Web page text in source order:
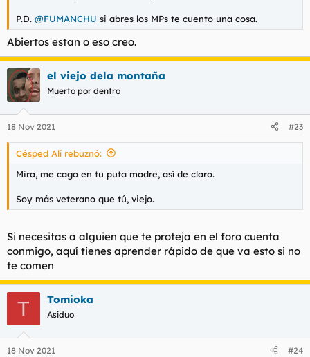
P.D. @FUMANCHU si abres los MPs te cuento una cosa.
Abiertos estan o eso creo.
el viejo dela montaña
Muerto por dentro
18 Nov 2021 #23
Césped Alí rebuznó:
Mira, me cago en tu puta madre, así de claro.
Soy más veterano que tú, viejo.
Si necesitas a alguien que te proteja en el foro cuenta
conmigo, aquí tienes aprender rápido de que va esto si no
te comen
T Tomioka
Asiduo
18 Nov 2021 #24